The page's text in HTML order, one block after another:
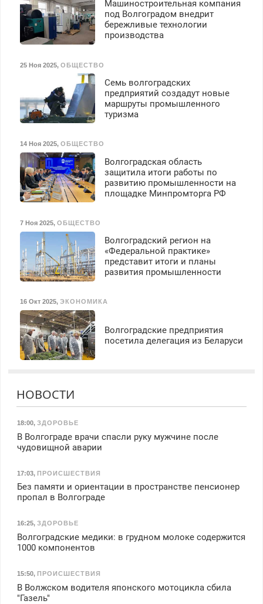
Машиностроительная компания
под Волгоградом внедрит
бережливые технологии
производства
25 Ноя 2025, ОБЩЕСТВО
Семь волгоградских
предприятий создадут новые
маршруты промышленного
туризма
14 Ноя 2025, ОБЩЕСТВО
Волгоградская область
защитила итоги работы по
развитию промышленности на
площадке Минпромторга РФ
7 Ноя 2025, ОБЩЕСТВО
Волгоградский регион на
«Федеральной практике»
представит итоги и планы
развития промышленности
16 Окт 2025, ЭКОНОМИКА
Волгоградские предприятия
посетила делегация из Беларуси
НОВОСТИ
18:00, ЗДОРОВЬЕ
В Волгограде врачи спасли руку мужчине после
чудовищной аварии
17:03, ПРОИСШЕСТВИЯ
Без памяти и ориентации в пространстве пенсионер
пропал в Волгограде
16:25, ЗДОРОВЬЕ
Волгоградские медики: в грудном молоке содержится
1000 компонентов
15:50, ПРОИСШЕСТВИЯ
В Волжском водителя японского мотоцикла сбила
"Газель"